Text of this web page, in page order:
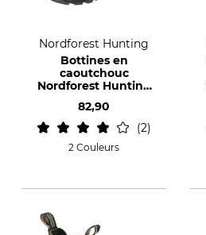
Nordforest Hunting
Bottines en
caoutchouc
Nordforest Hunting
82,90
2
2 Couleurs